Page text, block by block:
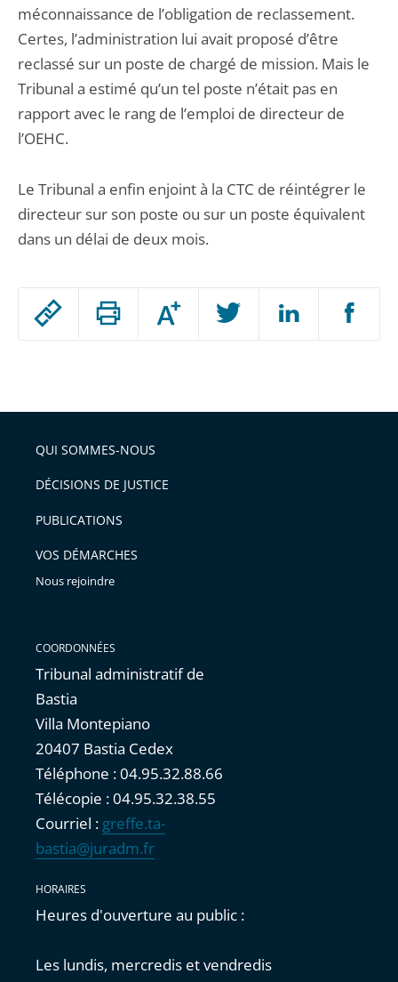
Passer
arriver
après
Augmenter
ou
l'article
pour
avant
méconnaissance de l’obligation de reclassement.
Certes, l’administration lui avait proposé d’être
reclassé sur un poste de chargé de mission. Mais le
Tribunal a estimé qu’un tel poste n’était pas en
rapport avec le rang de l’emploi de directeur de
l’OEHC.
Le Tribunal a enfin enjoint à la CTC de réintégrer le
directeur sur son poste ou sur un poste équivalent
dans un délai de deux mois.
QUI SOMMES-NOUS
DÉCISIONS DE JUSTICE
PUBLICATIONS
VOS DÉMARCHES
Nous rejoindre
COORDONNÉES
Tribunal administratif de
Bastia
Villa Montepiano
20407 Bastia Cedex
Téléphone : 04.95.32.88.66
Télécopie : 04.95.32.38.55
Courriel : greffe.ta-
bastia@juradm.fr
HORAIRES
Heures d'ouverture au public :
Les lundis, mercredis et vendredis